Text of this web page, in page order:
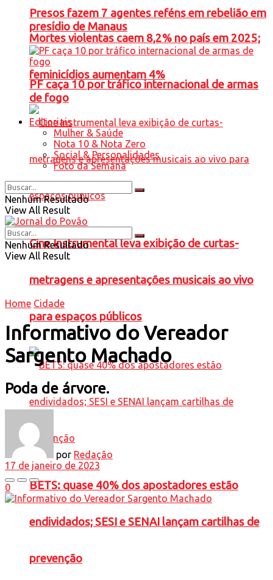
Mortes violentas caem 8,2% no país em 2025;
feminicídios aumentam 4%
Cine Instrumental leva exibição de curtas-
metragens e apresentações musicais ao vivo
para espaços públicos
BETS: quase 40% dos apostadores estão
endividados; SESI e SENAI lançam cartilhas de
prevenção
Presos fazem 7 agentes reféns em rebelião em
presídio de Manaus
PF caça 10 por tráfico internacional de armas
de fogo
Editoriais
Mulher & Saúde
Nota 10 & Nota Zero
Social & Personalidades
Foto da Semana
Nenhum Resultado
View All Result
Nenhum Resultado
View All Result
Home Cidade
Informativo do Vereador
Sargento Machado
Poda de árvore.
por Redação
17 de janeiro de 2023
0